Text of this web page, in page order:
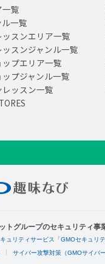
覧
一覧
スンエリア一覧
スンジャンル一覧
プエリア一覧
プジャンル一覧
ッスン一覧